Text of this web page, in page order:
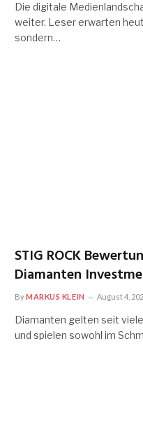
Die digitale
weiter. Leser erwarten
sondern…
STIG ROCK
Diamanten
ByMARKUS KLEIN August 4,
Diamanten gelten seit
und spielen sowohl im